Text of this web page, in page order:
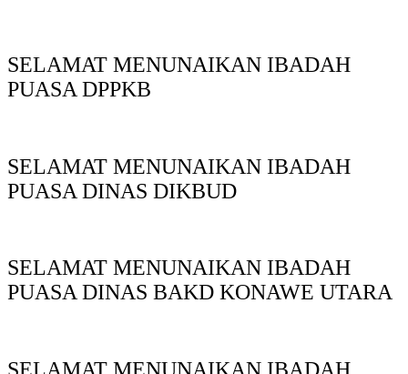
SELAMAT MENUNAIKAN IBADAH
PUASA DPPKB
SELAMAT MENUNAIKAN IBADAH
PUASA DINAS DIKBUD
SELAMAT MENUNAIKAN IBADAH
PUASA DINAS BAKD KONAWE UTARA